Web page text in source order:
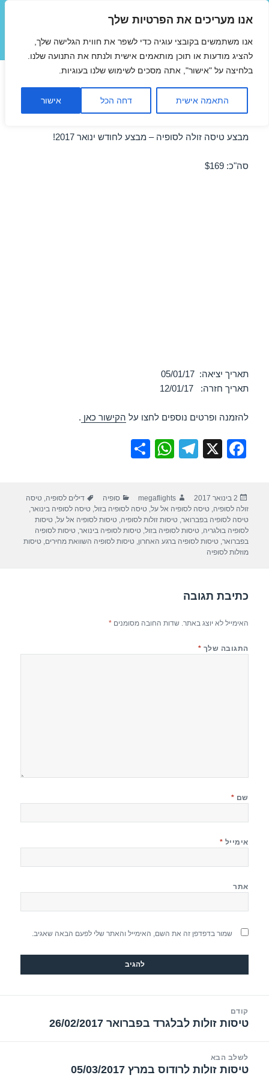
אנו מעריכים את הפרטיות שלך
אנו משתמשים בקובצי עוגיה כדי לשפר את חווית הגלישה שלך,
להציג מודעות או תוכן מותאמים אישית ולנתח את התנועה שלנו.
בלחיצה על "אישור", אתה מסכים לשימוש שלנו בעוגיות.
התאמה אישית דחה הכל אישור
תפריטים
ווידג'טים
טיסות זולות לסופיה בינואר
05/01/2017
מבצע טיסה זולה לסופיה – מבצע לחודש ינואר 2017!
סה"כ: $169
תאריך יציאה: 05/01/17
תאריך חזרה: 12/01/17
להזמנה ופרטים נוספים לחצו על הקישור כאן .
F
e
b
o
X
T
gr
a
m
W
s
A
p
e
פורסם
בתאריך
2 בינואר 2017 מחבר
megaflights קטגוריות
סופיה תגיות
דילים לסופיה,טיסה
זולה לסופיה,טיסה לסופיה אל על,טיסה לסופיה בזול,טיסה לסופיה בינואר,
טיסה לסופיה בפברואר,טיסות זולות לסופיה,טיסות לסופיה אל על,טיסות
לסופיה בולגריה,טיסות לסופיה בזול,טיסות לסופיה בינואר,טיסות לסופיה
בפברואר,טיסות לסופיה ברגע האחרון,טיסות לסופיה השוואת מחירים,טיסות
מוזלות לסופיה
כתיבת תגובה
האימייל לא יוצג באתר. שדות החובה מסומנים*
התגובה שלך *
שם *
אימייל *
אתר
שמור בדפדפן זה את השם, האימייל והאתר שלי לפעם הבאה שאגיב.
קודם
הפוסט
טיסות זולות לבלגרד בפברואר 26/02/2017
לשלב הבא
הפוסט
טיסות זולות לרודוס במרץ 05/03/2017